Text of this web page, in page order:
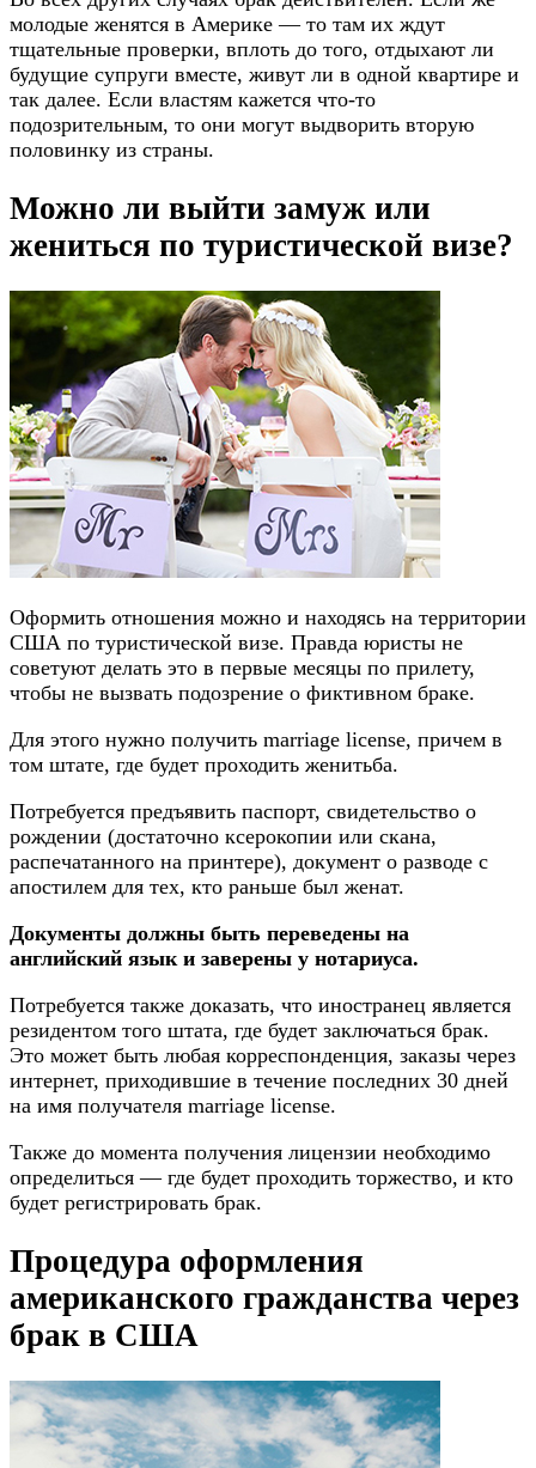
молодые женятся в Америке — то там их ждут
тщательные проверки, вплоть до того, отдыхают ли
будущие супруги вместе, живут ли в одной квартире и
так далее. Если властям кажется что-то
подозрительным, то они могут выдворить вторую
половинку из страны.
Можно ли выйти замуж или
жениться по туристической визе?
Оформить отношения можно и находясь на территории
США по туристической визе. Правда юристы не
советуют делать это в первые месяцы по прилету,
чтобы не вызвать подозрение о фиктивном браке.
Для этого нужно получить marriage license, причем в
том штате, где будет проходить женитьба.
Потребуется предъявить паспорт, свидетельство о
рождении (достаточно ксерокопии или скана,
распечатанного на принтере), документ о разводе с
апостилем для тех, кто раньше был женат.
Документы должны быть переведены на
английский язык и заверены у нотариуса.
Потребуется также доказать, что иностранец является
резидентом того штата, где будет заключаться брак.
Это может быть любая корреспонденция, заказы через
интернет, приходившие в течение последних 30 дней
на имя получателя marriage license.
Также до момента получения лицензии необходимо
определиться — где будет проходить торжество, и кто
будет регистрировать брак.
Процедура оформления
американского гражданства через
брак в США